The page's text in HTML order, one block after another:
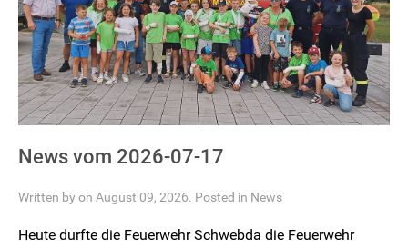
News vom 2026-07-17
Written by on August 09, 2026. Posted in News
Heute durfte die Feuerwehr Schwebda die Feuerwehr